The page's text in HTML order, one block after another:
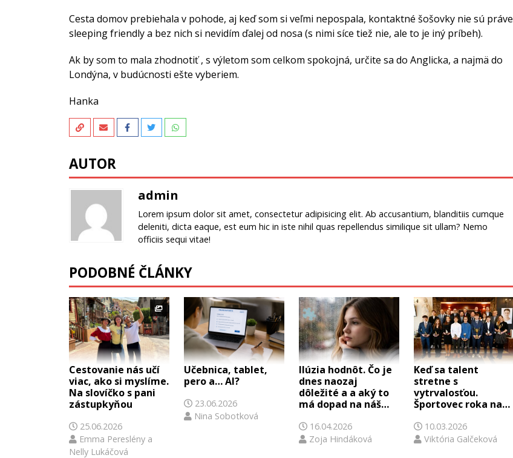
Cesta domov prebiehala v pohode, aj keď som si veľmi nepospala, kontaktné šošovky nie sú práve
sleeping friendly a bez nich si nevidím ďalej od nosa (s nimi síce tiež nie, ale to je iný príbeh).
Ak by som to mala zhodnotiť , s výletom som celkom spokojná, určite sa do Anglicka, a najmä do
Londýna, v budúcnosti ešte vyberiem.
Hanka
AUTOR
admin
Lorem ipsum dolor sit amet, consectetur adipisicing elit. Ab accusantium, blanditiis cumque
deleniti, dicta eaque, est eum hic in iste nihil quas repellendus similique sit ullam? Nemo
officiis sequi vitae!
PODOBNÉ ČLÁNKY
Cestovanie nás učí
viac, ako si myslíme.
Na slovíčko s pani
zástupkyňou
25.06.2026
Emma Pereslény a
Nelly Lukáčová
Učebnica, tablet,
pero a… AI?
23.06.2026
Nina Sobotková
Ilúzia hodnôt. Čo je
dnes naozaj
dôležité a a aký to
má dopad na náš
16.04.2026
Zoja Hindáková
Keď sa talent
stretne s
vytrvalosťou.
Športovec roka na
10.03.2026
Viktória Galčeková